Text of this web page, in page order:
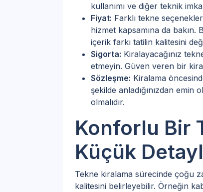
kullanımı ve diğer teknik
Fiyat: Farklı tekne
hizmet kapsamına da
içerik farkı tatilin kalitesini
Sigorta: Kiralayacağınız
etmeyin. Güven veren bir
Sözleşme: Kiralama
şekilde anladığınızdan
olmalıdır.
Konforlu Bir
Küçük
Tekne kiralama sürecinde çoğu
kalitesini belirleyebilir. Örneğin